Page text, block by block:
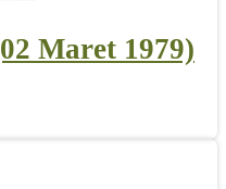
Maret 1979)